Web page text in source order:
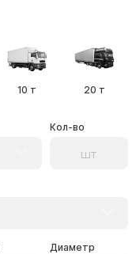
10 т 20 т
Кол-во
Диаметр